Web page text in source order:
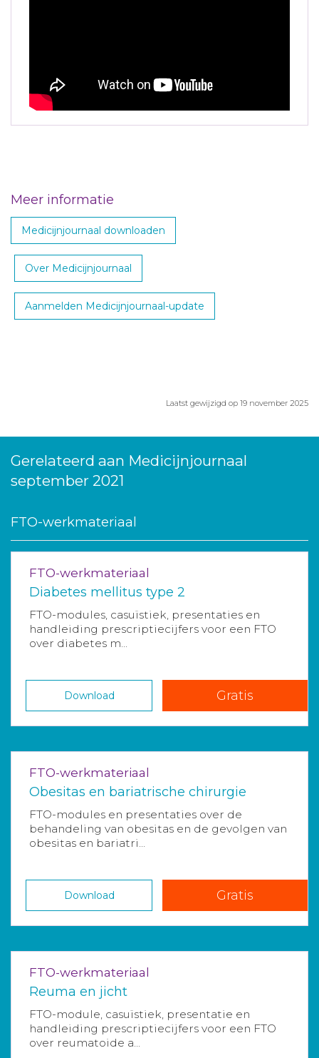
Meer informatie
Medicijnjournaal downloaden
Over Medicijnjournaal
Aanmelden Medicijnjournaal-update
Laatst gewijzigd op 19 november 2025
Gerelateerd aan Medicijnjournaal
september 2021
FTO-werkmateriaal
FTO-werkmateriaal
Diabetes mellitus type 2
FTO-modules, casuïstiek, presentaties en
handleiding prescriptiecijfers voor een FTO
over diabetes m...
Download Gratis
FTO-werkmateriaal
Obesitas en bariatrische chirurgie
FTO-modules en presentaties over de
behandeling van obesitas en de gevolgen van
obesitas en bariatri...
Download Gratis
FTO-werkmateriaal
Reuma en jicht
FTO-module, casuïstiek, presentatie en
handleiding prescriptiecijfers voor een FTO
over reumatoide a...